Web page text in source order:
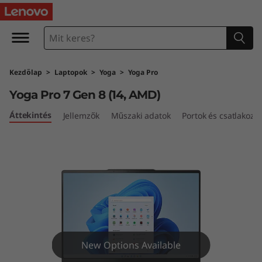
Y
g
a
P
Kezdőlap > Laptopok > Yoga > Yoga Pro
Yoga Pro 7 Gen 8 (14, AMD)
Áttekintés Jellemzők Műszaki adatok Portok és
New Options Available